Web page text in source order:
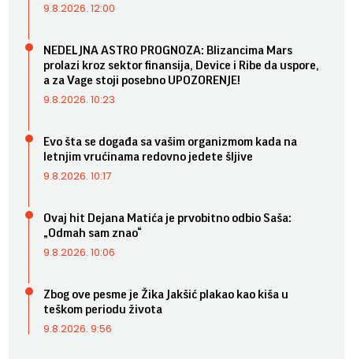
9.8.2026. 12:00
NEDELJNA ASTRO PROGNOZA: Blizancima Mars
prolazi kroz sektor finansija, Device i Ribe da uspore,
a za Vage stoji posebno UPOZORENJE!
9.8.2026. 10:23
Evo šta se događa sa vašim organizmom kada na
letnjim vrućinama redovno jedete šljive
9.8.2026. 10:17
Ovaj hit Dejana Matića je prvobitno odbio Saša:
„Odmah sam znao“
9.8.2026. 10:06
Zbog ove pesme je Žika Jakšić plakao kao kiša u
teškom periodu života
9.8.2026. 9:56